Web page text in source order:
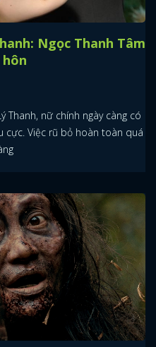
Ngọc Thanh Tâm
Thanh, nữ chính ngày càng có
cực. Việc rũ bỏ hoàn toàn quá